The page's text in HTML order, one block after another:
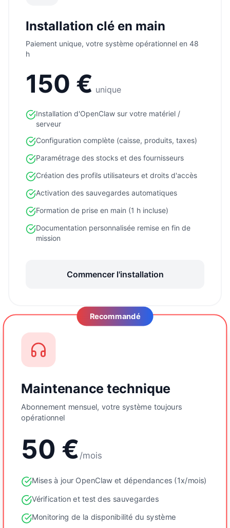
Installation clé en main
Paiement unique, votre système opérationnel en 48
h
150 € unique
Installation d'OpenClaw sur votre matériel /
serveur
Configuration complète (caisse, produits, taxes)
Paramétrage des stocks et des fournisseurs
Création des profils utilisateurs et droits d'accès
Activation des sauvegardes automatiques
Formation de prise en main (1 h incluse)
Documentation personnalisée remise en fin de
mission
Commencer l'installation
Recommandé
Maintenance technique
Abonnement mensuel, votre système toujours
opérationnel
50 €/mois
Mises à jour OpenClaw et dépendances (1x/mois)
Vérification et test des sauvegardes
Monitoring de la disponibilité du système